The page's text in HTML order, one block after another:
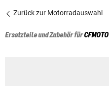
Zurück zur Motorradauswahl
Ersatzteile und Zubehör fürCFMOTO